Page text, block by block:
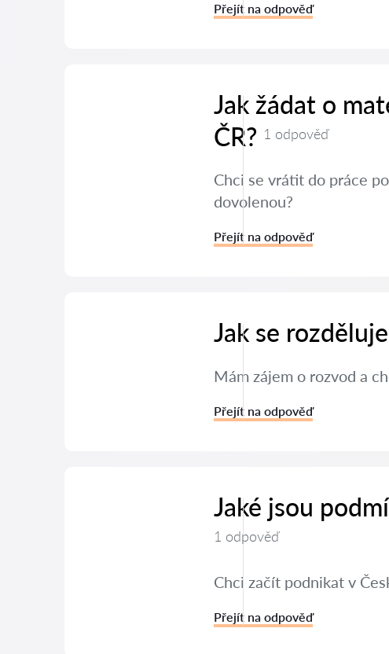
Přejít na odpověď
Jak žádat o
ČR? 1 odpověď
Chci se vrátit do práce
dovolenou?
Přejít na odpověď
Jak se
Mám zájem o rozvod a
Přejít na odpověď
Jaké jsou
1 odpověď
Chci začít podnikat v
Přejít na odpověď